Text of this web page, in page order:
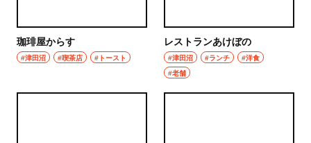
珈琲屋からす
#津田沼 #喫茶店 #トースト
レストランあけぼの
#津田沼 #ランチ
#洋食
#老舗